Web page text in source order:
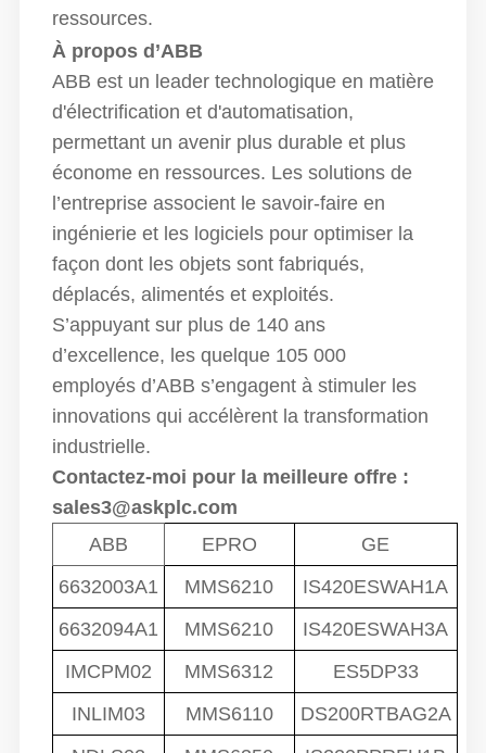
ressources.
À propos d’ABB
ABB est un leader technologique en matière
d'électrification et d'automatisation,
permettant un avenir plus durable et plus
économe en ressources. Les solutions de
l’entreprise associent le savoir-faire en
ingénierie et les logiciels pour optimiser la
façon dont les objets sont fabriqués,
déplacés, alimentés et exploités.
S’appuyant sur plus de 140 ans
d’excellence, les quelque 105 000
employés d’ABB s’engagent à stimuler les
innovations qui accélèrent la transformation
industrielle.
Contactez-moi pour la meilleure offre :
sales3@askplc.com
ABB
EPRO
GE
6632003A1
MMS6210
IS420ESWAH1A
6632094A1
MMS6210
IS420ESWAH3A
IMCPM02
MMS6312
ES5DP33
INLIM03
MMS6110
DS200RTBAG2A